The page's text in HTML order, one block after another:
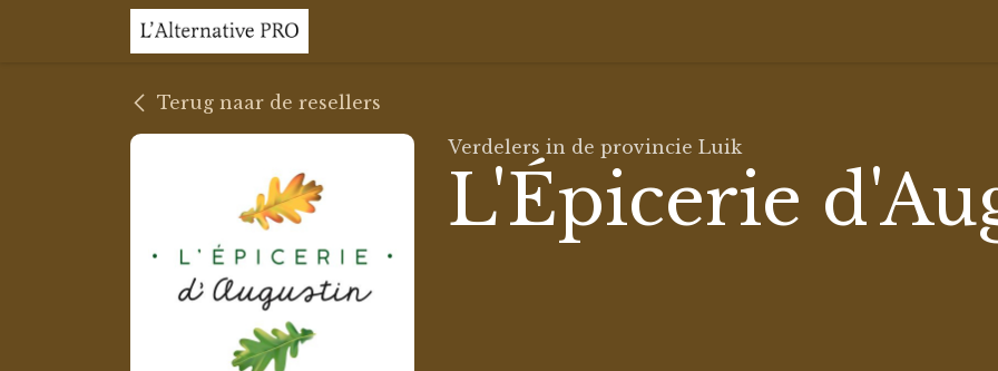
Overslaan naar inhoud
Terug naar de resellers
Verdelers in de provincie Luik
L'Épicerie